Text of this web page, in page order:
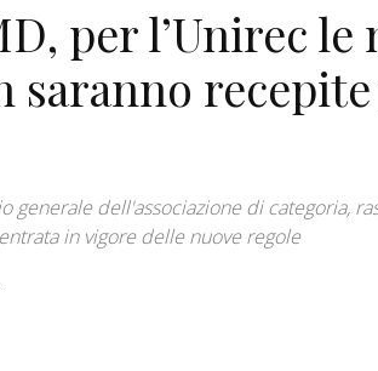
per l’Unirec le
saranno
generale dell'associazione di categoria,
in vigore delle nuove regole